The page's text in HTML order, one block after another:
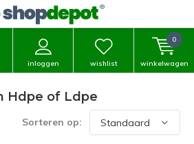
inloggen wishlist winkelwagen
0
Hdpe of Ldpe
Sorteren op: